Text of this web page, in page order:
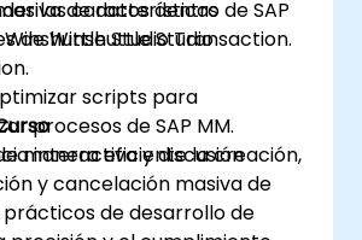
de datos dentro de SAP
Winshuttle Studio Transaction.
las características
de Winshuttle Studio
scripts para
procesos de SAP MM.
manera eficiente la creación,
y cancelación masiva de
interactiva y discusión
prácticos de desarrollo de